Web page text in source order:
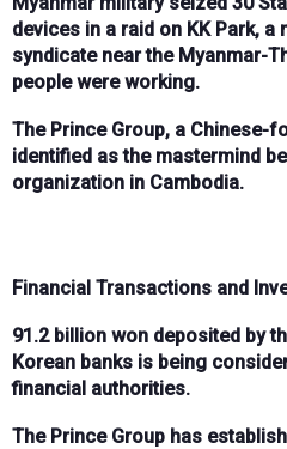
devices in a raid on KK Park, a
syndicate near the Myanmar-
peoplewere working.
The Prince Group, a Chinese-
identified as the mastermind
organization in Cambodia.
Financial Transactions and
91.2 billion won deposited by
Korean banks is being
financial authorities.
The Prince Group has